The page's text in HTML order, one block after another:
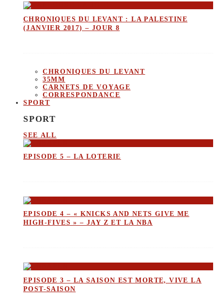
CHRONIQUES DU LEVANT : LA PALESTINE
(JANVIER 2017) – JOUR 8
CHRONIQUES DU LEVANT
35MM
CARNETS DE VOYAGE
CORRESPONDANCE
SPORT
SPORT
SEE ALL
EPISODE 5 – LA LOTERIE
EPISODE 4 – « KNICKS AND NETS GIVE ME
HIGH-FIVES » – JAY Z ET LA NBA
EPISODE 3 – LA SAISON EST MORTE, VIVE LA
POST-SAISON